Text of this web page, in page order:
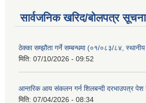
सार्वजनिक खरिद/बोलपत्र सूचना
ठेक्का सम्झौता गर्ने सम्बन्धमा (०१/०८३/८४,
मिति: 07/10/2026 - 09:52
आन्तरिक आय संकलन गर्न शिलबन्दी दरभाउपत्र पेश
मिति: 07/04/2026 - 08:34